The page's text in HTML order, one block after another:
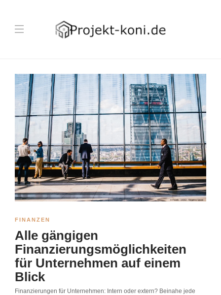
FINANZEN
Alle gängigen
Finanzierungsmöglichkeiten
für Unternehmen auf einem
Blick
Finanzierungen für Unternehmen: Intern oder extern? Beinahe jede